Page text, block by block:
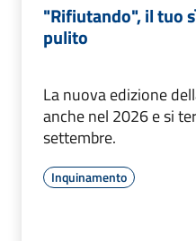
"Rifiutando", il tuo
pulito
La nuova edizione
anche nel 2026 e si
settembre.
Inquinamento